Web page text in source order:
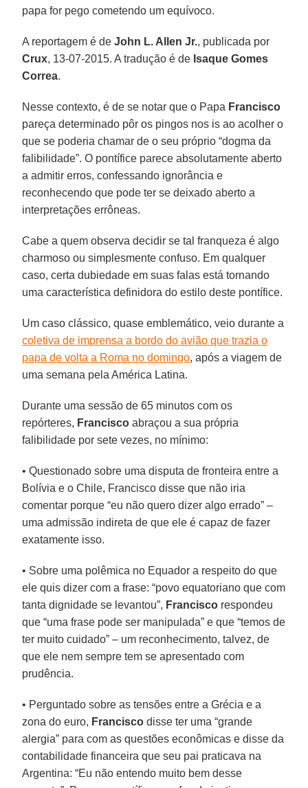
papa for pego cometendo um equívoco.
A reportagem é deJohn L. Allen Jr., publicada por
Crux, 13-07-2015. A tradução é de Isaque Gomes
Correa.
Nesse contexto, é de se notar que o Papa Francisco
pareça determinado pôr os pingos nos is ao acolher o
que se poderia chamar de o seu próprio “dogma da
falibilidade”. O pontífice parece absolutamente aberto
a admitir erros, confessando ignorância e
reconhecendo que pode ter se deixado aberto a
interpretações errôneas.
Cabe a quem observa decidir se tal franqueza é algo
charmoso ou simplesmente confuso. Em qualquer
caso, certa dubiedade em suas falas está tornando
uma característica definidora do estilo deste pontífice.
Um caso clássico, quase emblemático, veio durante a
coletiva de imprensa a bordo do avião que trazia o
papa de volta a Roma no domingo, após a viagem de
uma semana pela América Latina.
Durante uma sessão de 65 minutos com os
repórteres, Francisco abraçou a sua própria
falibilidade por sete vezes, no mínimo:
• Questionado sobre uma disputa de fronteira entre a
Bolívia e o Chile, Francisco disse que não iria
comentar porque “eu não quero dizer algo errado” –
uma admissão indireta de que ele é capaz de fazer
exatamente isso.
• Sobre uma polêmica no Equador a respeito do que
ele quis dizer com a frase: “povo equatoriano que com
tanta dignidade se levantou”, Francisco respondeu
que “uma frase pode ser manipulada” e que “temos de
ter muito cuidado” – um reconhecimento, talvez, de
que ele nem sempre tem se apresentado com
prudência.
• Perguntado sobre as tensões entre a Grécia e a
zona do euro, Francisco disse ter uma “grande
alergia” para com as questões econômicas e disse da
contabilidade financeira que seu pai praticava na
Argentina: “Eu não entendo muito bem desse